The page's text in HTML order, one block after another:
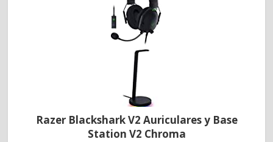
Razer Blackshark V2 Auriculares y Base
Station V2 Chroma